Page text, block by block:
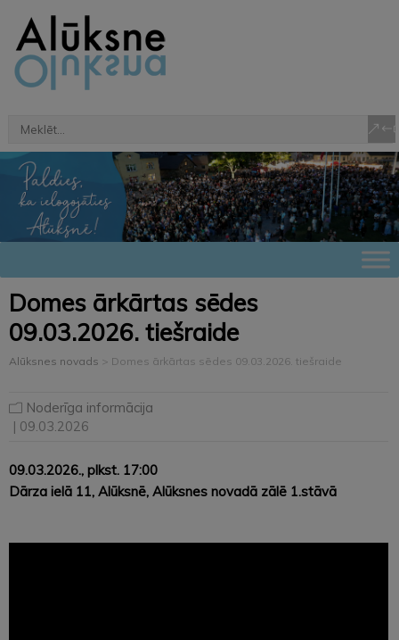
Domes ārkārtas sēdes
09.03.2026. tiešraide
Alūksnes novads > Domes ārkārtas sēdes 09.03.2026. tiešraide
Noderīga informācija
| 09.03.2026
09.03.2026., plkst. 17:00
Dārza ielā 11, Alūksnē, Alūksnes novadā zālē 1.stāvā